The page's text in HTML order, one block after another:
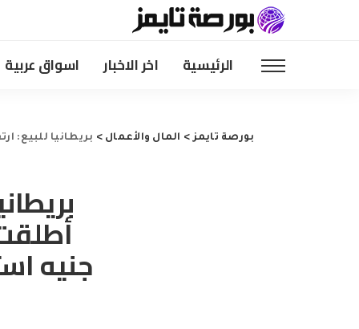
الرئيسية اخر الاخبار اسواق عربية
بورصة تايمز> المال والأعمال > بريطانيا للبيع: ارتفاع
جنيه